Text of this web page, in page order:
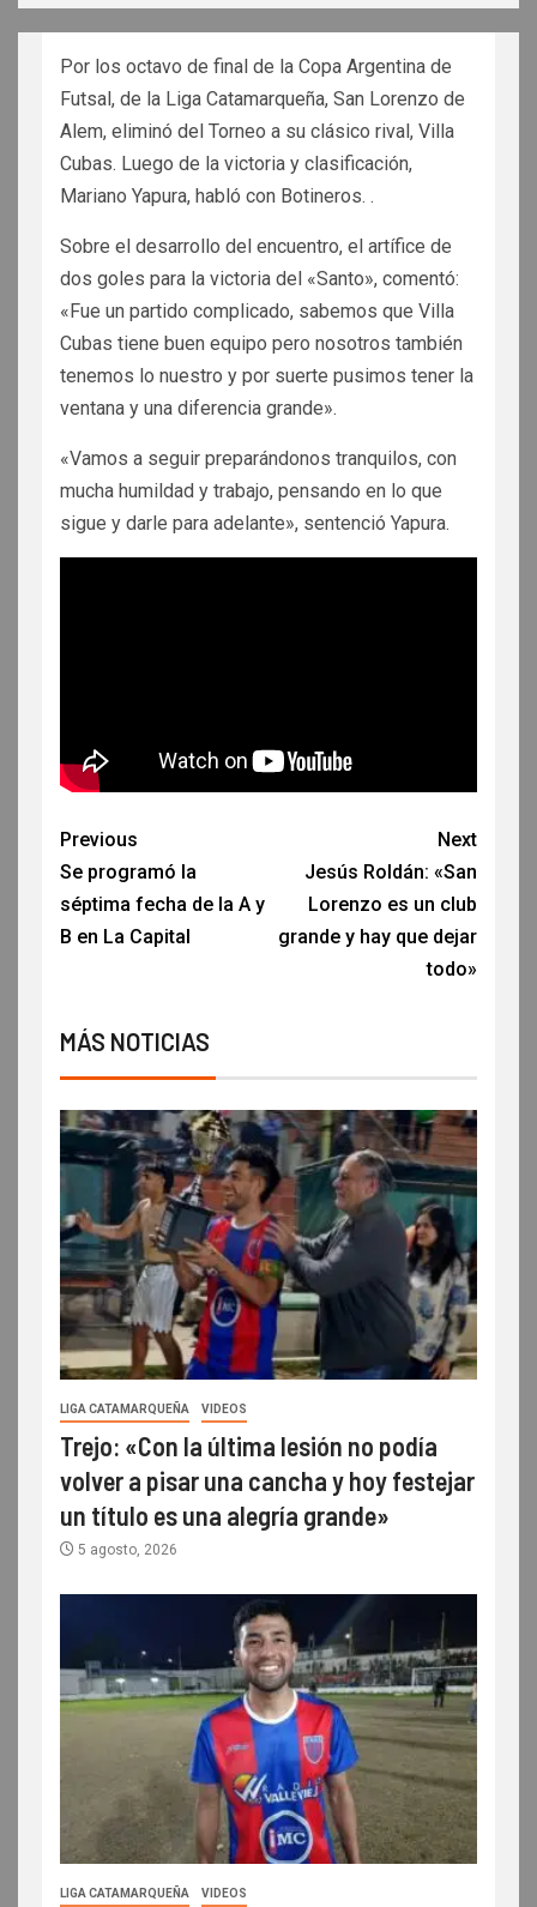
Por los octavo de final de la Copa Argentina de
Futsal, de la Liga Catamarqueña, San Lorenzo de
Alem, eliminó del Torneo a su clásico rival, Villa
Cubas. Luego de la victoria y clasificación,
Mariano Yapura, habló con Botineros. .
Sobre el desarrollo del encuentro, el artífice de
dos goles para la victoria del «Santo», comentó:
«Fue un partido complicado, sabemos que Villa
Cubas tiene buen equipo pero nosotros también
tenemos lo nuestro y por suerte pusimos tener la
ventana y una diferencia grande».
«Vamos a seguir preparándonos tranquilos, con
mucha humildad y trabajo, pensando en lo que
sigue y darle para adelante», sentenció Yapura.
Previous
Se programó la
séptima fecha de la A y
B en La Capital
Next
Jesús Roldán: «San
Lorenzo es un club
grande y hay que dejar
todo»
MÁS NOTICIAS
LIGA CATAMARQUEÑA VIDEOS
Trejo: «Con la última lesión no podía
volver a pisar una cancha y hoy festejar
un título es una alegría grande»
5 agosto, 2026
LIGA CATAMARQUEÑA VIDEOS